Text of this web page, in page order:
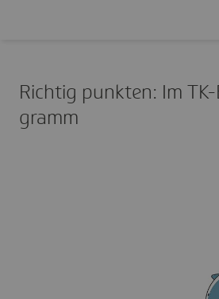
Richtig punk­ten: Im
gramm